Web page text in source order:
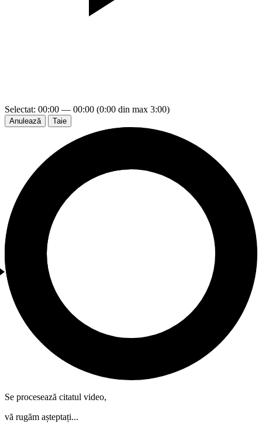
Selectat: 00:00 — 00:00 (0:00 din max 3:00)
Anulează Taie
Se procesează citatul video,
vă rugăm așteptați...